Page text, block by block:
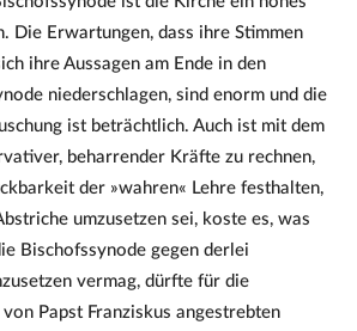
Die Erwartungen, dass ihre Stimmen
ihre Aussagen am Ende in den
niederschlagen, sind enorm und die
ist beträchtlich. Auch ist mit dem
beharrender Kräfte zu rechnen,
der »wahren« Lehre festhalten,
umzusetzen sei, koste es, was
Bischofssynode gegen derlei
vermag, dürfte für die
Papst Franziskus angestrebten